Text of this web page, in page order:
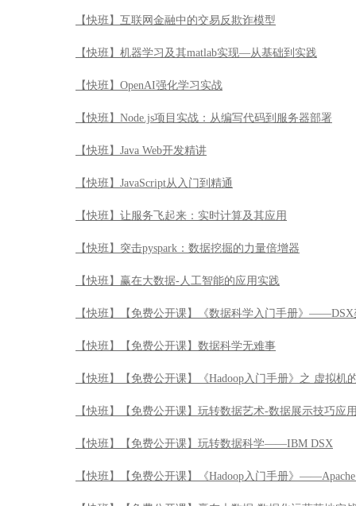
【快班】互联网金融中的交易反欺诈模型
【快班】机器学习及其matlab实现—从基础到实践
【快班】OpenAI强化学习实战
【快班】Node.js项目实战：从编写代码到服务器部署
【快班】Java Web开发精讲
【快班】JavaScript从入门到精通
【快班】让服务飞起来：实时计算及其应用
【快班】突击pyspark：数据挖掘的力量倍增器
【快班】赢在大数据-人工智能的应用实践
【快班】【免费公开课】《数据科学入门手册》
【快班】【免费公开课】数据科学无难事
【快班】【免费公开课】《Hadoop入门手册》之 虚拟机
【快班】【免费公开课】玩转数据艺术-数据展示技巧应
【快班】【免费公开课】玩转数据科学——IBM DSX
【快班】【免费公开课】《Hadoop入门手册》